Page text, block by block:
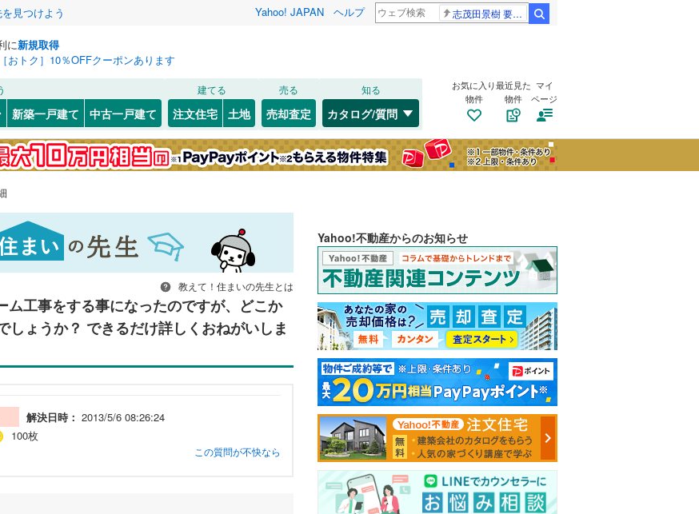
見つけよう Yahoo! JAPAN ヘルプ 志茂田景樹 要介護5
に新規取得
［おトク］10％OFFクーポンあります
新築一戸建て 中古一戸建て
建てる
注文住宅 土地
売る
売却査定
知る
カタログ/質問
お気に入り
物件
最近見た
物件
マイ
ページ
教えて！住まいの先生とは
ム工事をする事になったのですが、どこか
ょうか？ できるだけ詳しくおねがいしま
解決日時： 2013/5/6 08:26:24
100枚
この質問が不快なら
Yahoo!不動産からのお知らせ